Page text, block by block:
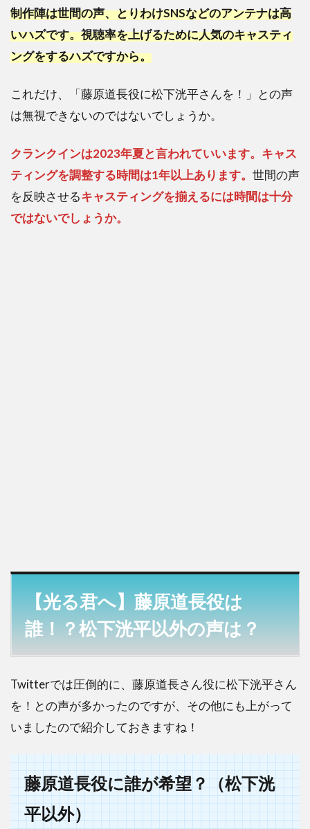
制作陣は世間の声、とりわけSNSなどのアンテナは高
いハズです。視聴率を上げるために人気のキャスティ
ングをするハズですから。
これだけ、「藤原道長役に松下洸平さんを！」との声
は無視できないのではないでしょうか。
クランクインは2023年夏と言われていいます。キャス
ティングを調整する時間は1年以上あります。 世間の声
を反映させるキャスティングを揃えるには時間は十分
ではないでしょうか。
【光る君へ】藤原道長役は
誰！？松下洸平以外の声は？
Twitterでは圧倒的に、藤原道長さん役に松下洸平さん
を！との声が多かったのですが、その他にも上がって
いましたので紹介しておきますね！
藤原道長役に誰が希望？（松下洸
平以外）